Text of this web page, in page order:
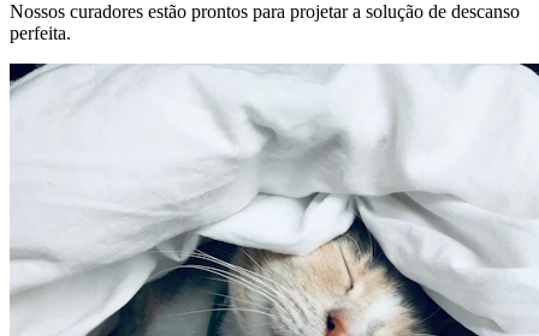
Nossos curadores estão prontos para projetar a solução de descanso
perfeita.